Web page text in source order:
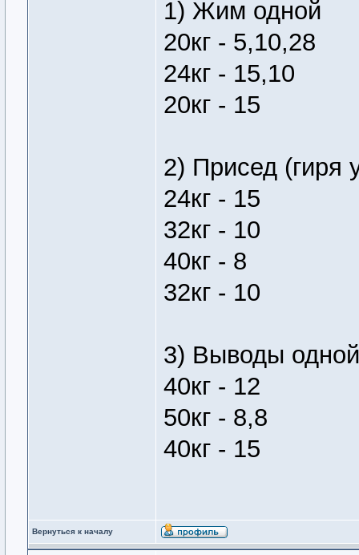
1) Жим одной
20кг - 5,10,28
24кг - 15,10
20кг - 15
2) Присед (гиря
24кг - 15
32кг - 10
40кг - 8
32кг - 10
3) Выводы одной
40кг - 12
50кг - 8,8
40кг - 15
Вернуться к началу